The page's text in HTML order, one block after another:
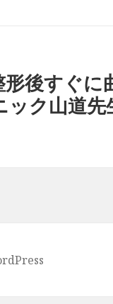
形後すぐ
ク山道